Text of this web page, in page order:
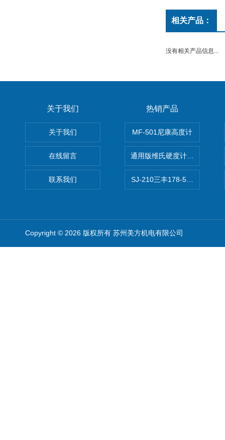
相关产品：
没有相关产品信息...
关于我们
关于我们
在线留言
联系我们
热销产品
MF-501尼康高度计
通用版维氏硬度计软件 自动
SJ-210三丰178-560-11DC粗
Copyright © 2026 版权所有 苏州美方机电有限公司